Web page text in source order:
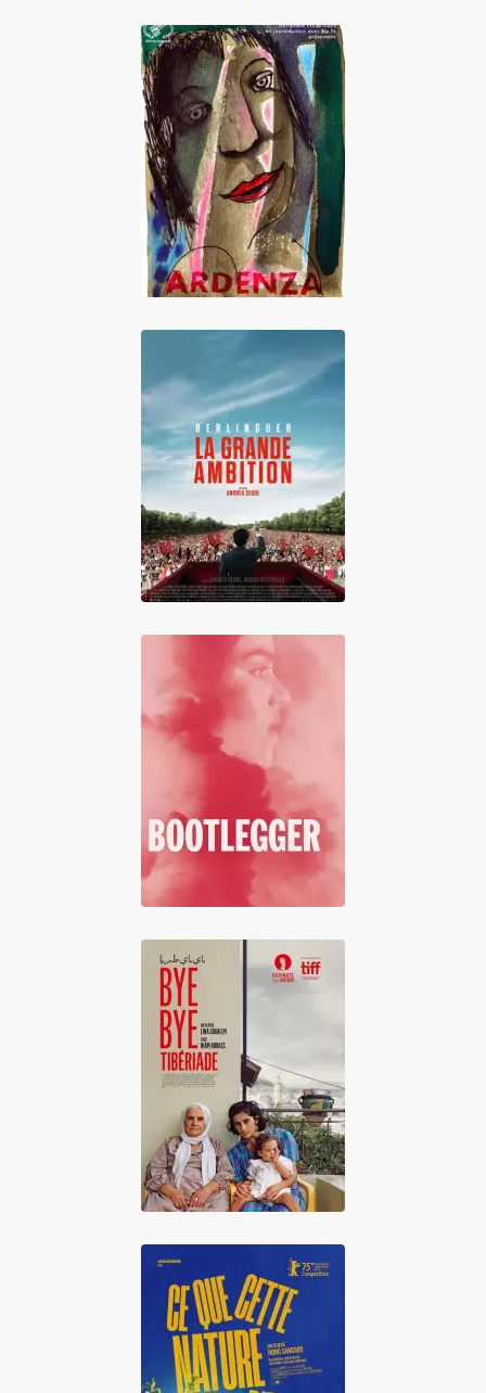
Ardenza
Berlinguer, la
grande ambition
Bootlegger
Bye Bye Tibériade
Ce que cette